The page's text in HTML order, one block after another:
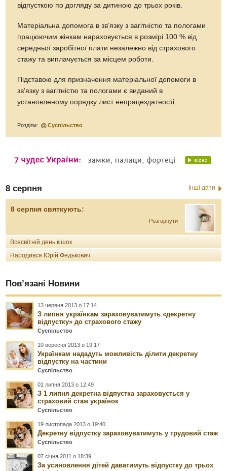
відпусткою по догляду за дитиною до трьох років.
Матеріальна допомога в зв’язку з вагітністю та пологами
працюючим жінкам нараховується в розмірі 100 % від
середньої заробітної плати незалежно від страхового
стажу та виплачується за місцем роботи.
Підставою для призначення матеріальної допомоги в
зв’язку з вагітністю та пологами є виданий в
установленому порядку лист непрацездатності.
Розділи: Суспільство
8 серпня Інші дати
8 серпня святкують:
Розгорнути
Всесвітній день кішок
Народився Юрій Федькович
Пов’язані Новини
13 червня 2013 о 17:14
З липня українкам зараховуватимуть «декретну
відпустку» до страхового стажу
Суспільство
10 вересня 2013 о 19:17
Українкам нададуть можливість ділити декретну
відпустку на частини
Суспільство
01 липня 2013 о 12:49
З 1 липня декретна відпустка зараховується у
страховий стаж українок
Суспільство
19 листопада 2013 о 19:40
Декретну відпустку зараховуватимуть у трудовий стаж
Суспільство
07 січня 2011 о 18:39
За усиновлення дітей даватимуть відпустку до трьох